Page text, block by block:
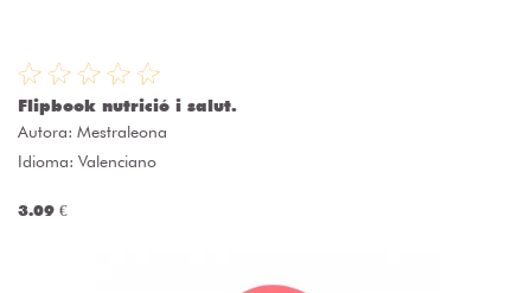
Flipbook nutrició i salut.
Autora: Mestraleona
Idioma: Valenciano
3.09 €